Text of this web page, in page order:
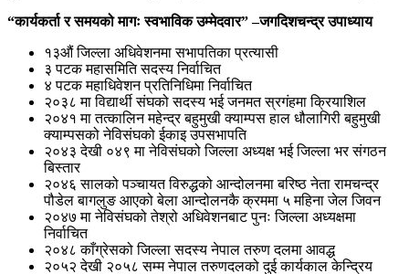
“कार्यकर्ता र समयको मागः स्वभाविक उम्मेदवार” –जगदिशचन्द्र उपाध्याय
१३औं जिल्ला अधिवेशनमा सभापतिका प्रत्यासी
३ पटक महासमिति सदस्य निर्वाचित
४ पटक महाधिवेशन प्रतिनिधिमा निर्वाचित
२०३८ मा विद्यार्थी संघको सदस्य भई जनमत स्रगंहमा क्रियाशिल
२०४१ मा तत्कालिन महेन्द्र बहुमुखी क्याम्पस हाल धौलागिरी बहुमुखी
क्याम्पसको नेविसंघको ईकाइ उपसभापति
२०४३ देखी ०४९ मा नेविसंघको जिल्ला अध्यक्ष भई जिल्ला भर संगठन
बिस्तार
२०४६ सालको पञ्चायत विरुद्धको आन्दोलनमा बरिष्ठ नेता रामचन्द्र
पौडेल बागलुङ आएको बेला आन्दोलनकै क्रममा ५ महिना जेल जिवन
२०४७ मा नेविसंघको तेश्रो अधिवेशनबाट पुनः जिल्ला अध्यक्षमा
निर्वाचित
२०४८ काँग्रेसको जिल्ला सदस्य नेपाल तरुण दलमा आवद्ध
२०५२ देखी २०५८ सम्म नेपाल तरुणदलको दुई कार्यकाल केन्द्रिय